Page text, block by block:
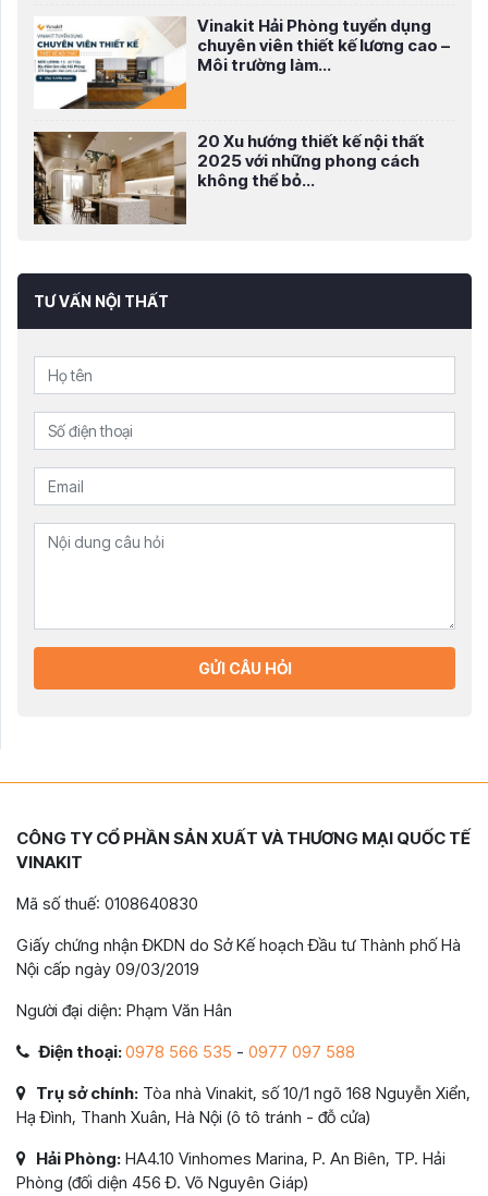
Vinakit Hải Phòng tuyển dụng
chuyên viên thiết kế lương cao –
Môi trường làm...
20 Xu hướng thiết kế nội thất
2025 với những phong cách
không thể bỏ...
TƯ VẤN NỘI THẤT
GỬI CÂU HỎI
CÔNG TY CỔ PHẦN SẢN XUẤT VÀ THƯƠNG MẠI QUỐC TẾ
VINAKIT
Mã số thuế: 0108640830
Giấy chứng nhận ĐKDN do Sở Kế hoạch Đầu tư Thành phố Hà
Nội cấp ngày 09/03/2019
Người đại diện: Phạm Văn Hân
Điện thoại:0978 566 535 - 0977 097 588
Trụ sở chính: Tòa nhà Vinakit, số 10/1 ngõ 168 Nguyễn Xiển,
Hạ Đình, Thanh Xuân, Hà Nội (ô tô tránh - đỗ cửa)
Hải Phòng: HA4.10 Vinhomes Marina, P. An Biên, TP. Hải
Phòng (đối diện 456 Đ. Võ Nguyên Giáp)